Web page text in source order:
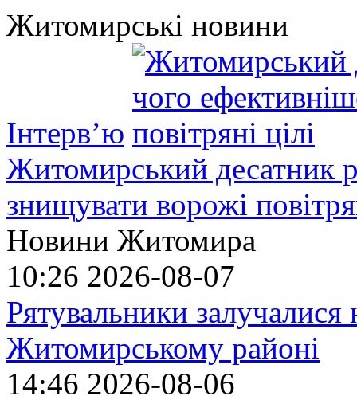
Житомирські новини
Інтерв’ю
Житомирський десатник
знищувати ворожі
Новини Житомира
10:26 2026-08-07
Рятувальники
Житомирському районі
14:46 2026-08-06